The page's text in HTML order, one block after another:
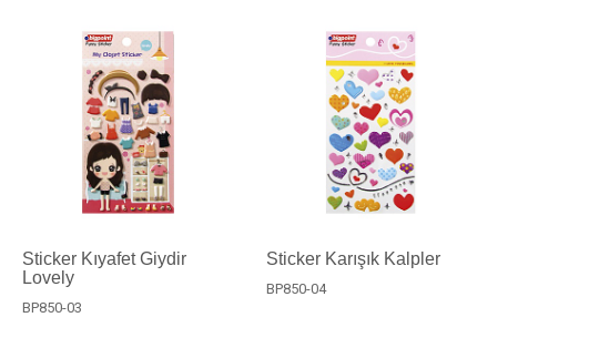
Sticker Kıyafet Giydir
Lovely
BP850-03
Sticker Karışık Kalpler
BP850-04